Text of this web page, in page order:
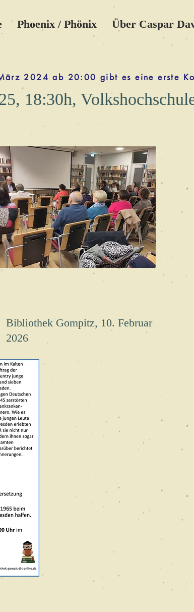
Phoenix / Phönix Über Caspar
2024 ab 20:00 gibt es eine erste
18:30h,
Bibliothek Gompitz, 10. Februar
2026